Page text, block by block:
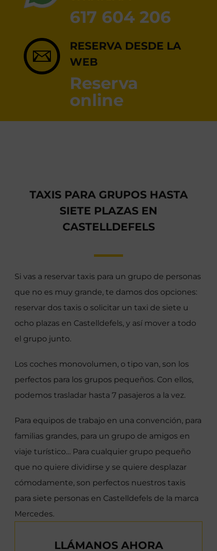
617 604 206
RESERVA DESDE LA
WEB
Reserva
online
TAXIS PARA GRUPOS HASTA
SIETE PLAZAS EN
CASTELLDEFELS
Si vas a reservar taxis para un grupo de personas
que no es muy grande, te damos dos opciones:
reservar dos taxis o solicitar un taxi de siete u
ocho plazas en Castelldefels, y así mover a todo
el grupo junto.
Los coches monovolumen, o tipo van, son los
perfectos para los grupos pequeños. Con ellos,
podemos trasladar hasta 7 pasajeros a la vez.
Para equipos de trabajo en una convención, para
familias grandes, para un grupo de amigos en
viaje turístico… Para cualquier grupo pequeño
que no quiere dividirse y se quiere desplazar
cómodamente, son perfectos nuestros taxis
para siete personas en Castelldefels de la marca
Mercedes.
LLÁMANOS AHORA